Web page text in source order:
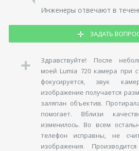
Инженеры отвечают в
ЗАДАТЬ
Здравствуйте! После
моей Lumia 720 камера при
фокусируется, звук
изображение получается
заляпан объектив.
помогает. Вблизи
изменилось. Во всем
телефон исправны, не
изображения.